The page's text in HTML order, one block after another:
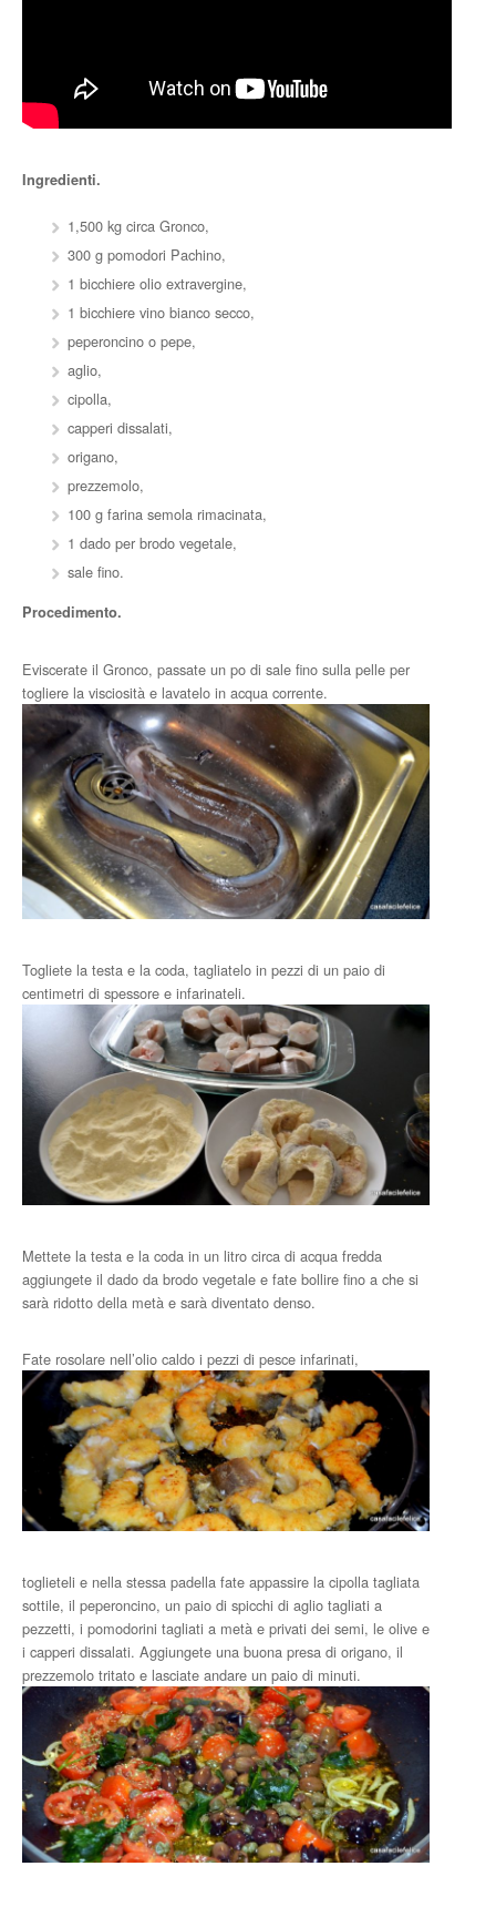
Ingredienti.
1,500 kg circa Gronco,
300 g pomodori Pachino,
1 bicchiere olio extravergine,
1 bicchiere vino bianco secco,
peperoncino o pepe,
aglio,
cipolla,
capperi dissalati,
origano,
prezzemolo,
100 g farina semola rimacinata,
1 dado per brodo vegetale,
sale fino.
Procedimento.
Eviscerate il Gronco, passate un po di sale fino sulla pelle per
togliere la visciosità e lavatelo in acqua corrente.
Togliete la testa e la coda, tagliatelo in pezzi di un paio di
centimetri di spessore e infarinateli.
Mettete la testa e la coda in un litro circa di acqua fredda
aggiungete il dado da brodo vegetale e fate bollire fino a che si
sarà ridotto della metà e sarà diventato denso.
Fate rosolare nell’olio caldo i pezzi di pesce infarinati,
toglieteli e nella stessa padella fate appassire la cipolla tagliata
sottile, il peperoncino, un paio di spicchi di aglio tagliati a
pezzetti, i pomodorini tagliati a metà e privati dei semi, le olive e
i capperi dissalati. Aggiungete una buona presa di origano, il
prezzemolo tritato e lasciate andare un paio di minuti.